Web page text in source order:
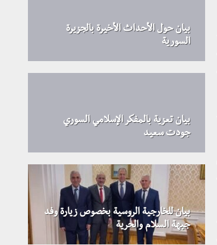
بيان حول الأحداث الأخيرة بالجزيرة
السورية
بيان تعزية بالمفكر الإسلامي السوري
جودت سعيد
بيان للخارجية الروسية بخصوص زيارة وفد
جبهة السلام والحرية